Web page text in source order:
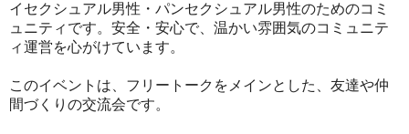
イセクシュアル男性・パンセクシュアル男性のためのコミ
ュニティです。 安全・安心で、温かい雰囲気のコミュニテ
ィ運営を心がけています。
このイベントは、フリートークをメインとした、友達や仲
間づくりの交流会です。